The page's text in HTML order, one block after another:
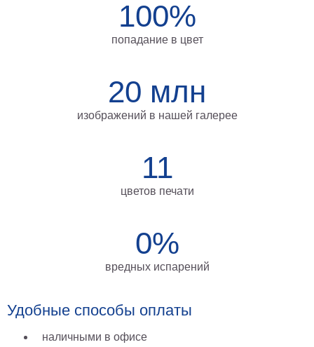
Печать
100%
попадание в цвет
20 млн
изображений в нашей галерее
11
цветов печати
0%
вредных испарений
Удобные способы оплаты
наличными в офисе